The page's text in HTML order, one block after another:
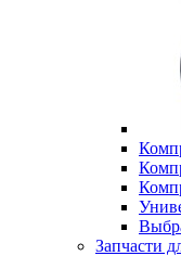
Запчасти